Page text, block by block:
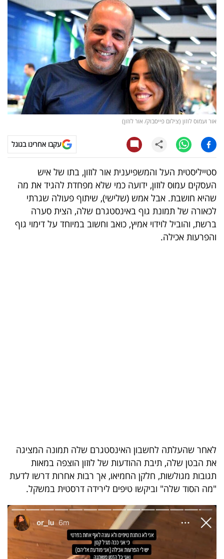
מדדים
ומחקרים
דעות
רכילות
עסקית
קריפטו
ויראלי
טלוויזיה
עסקי
ספורט
קריירה
ולימודים
המילון
הכלכלי
פודקאסט
40
אור ועמוס לוזון (צילום פייסבוק/ אור לוזון)
עקבו אחרינו בגוגל
סטייליסטית העל והמשפיענית אור לוזון, בתו של איש
העסקים עמוס לוזון, ידועה כמי שלא מפחדת להגיד את מה
שהיא חושבת. אבל אמש (שלישי), שיתוף פעולה שגרתי
לכאורה של תמונת גוף באינסטגרם שלה, הצית סערה
ברשת, והוביל לוידוי אמיץ, כואב וחשוב במיוחד על דימוי גוף
והפרעות אכילה.
לאחר שהעלתה לחשבון האינסטגרם שלה תמונה המציגה
את הבטן שלה, תיבת ההודעות של לוזון הוצפה במאות
תגובות מגולשות, חלקן החמיאו, אך רבות אחרות דרשו לדעת
"מה הסוד שלה" וביקשו טיפים לירידה דרסטית במשקל.